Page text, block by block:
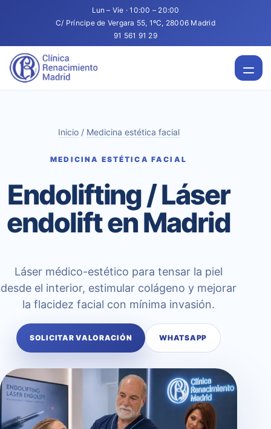
Lun – Vie · 10:00 – 20:00
C/ Príncipe de Vergara 55, 1ºC, 28006 Madrid
91 561 91 29
Inicio/ Medicina estética facial
MEDICINA ESTÉTICA FACIAL
Endolifting / Láser
endolift en Madrid
Láser médico-estético para tensar la piel
desde el interior, estimular colágeno y mejorar
la flacidez facial con mínima invasión.
SOLICITAR VALORACIÓN WHATSAPP